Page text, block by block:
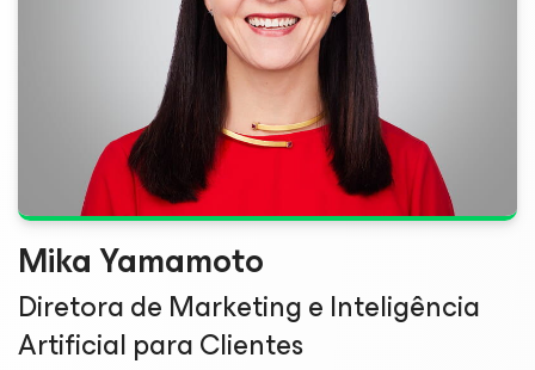
Mika Yamamoto
Diretora de Marketing e Inteligência
Artificial para Clientes